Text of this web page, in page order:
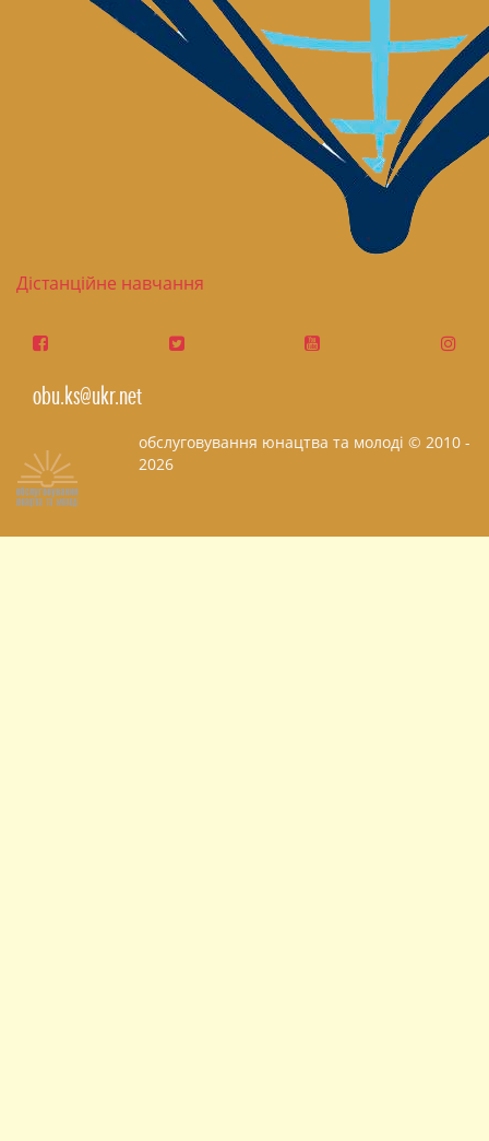
Дістанційне навчання
obu.ks@ukr.net
обслуговування юнацтва та молоді © 2010 -
2026